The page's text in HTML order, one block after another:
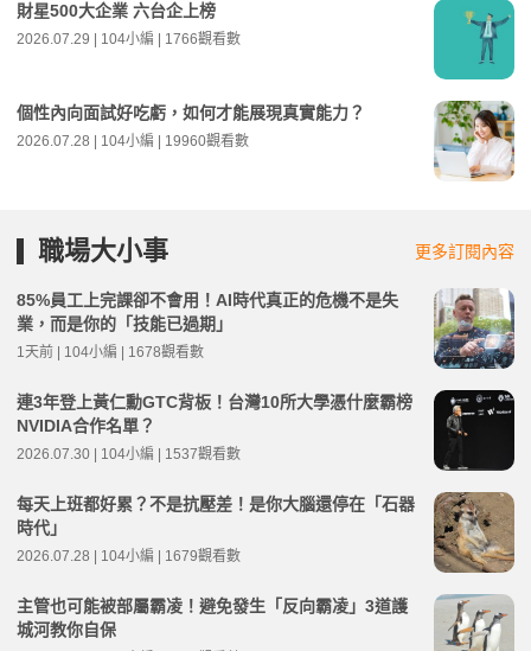
財星500大企業 六台企上榜
2026.07.29 | 104小編 | 1766觀看數
個性內向面試好吃虧，如何才能展現真實能力？
2026.07.28 | 104小編 | 19960觀看數
職場大小事 更多訂閱內容
85%員工上完課卻不會用！AI時代真正的危機不是失
業，而是你的「技能已過期」
1天前 | 104小編 | 1678觀看數
連3年登上黃仁勳GTC背板！台灣10所大學憑什麼霸榜
NVIDIA合作名單？
2026.07.30 | 104小編 | 1537觀看數
每天上班都好累？不是抗壓差！是你大腦還停在「石器
時代」
2026.07.28 | 104小編 | 1679觀看數
主管也可能被部屬霸凌！避免發生「反向霸凌」3道護
城河教你自保